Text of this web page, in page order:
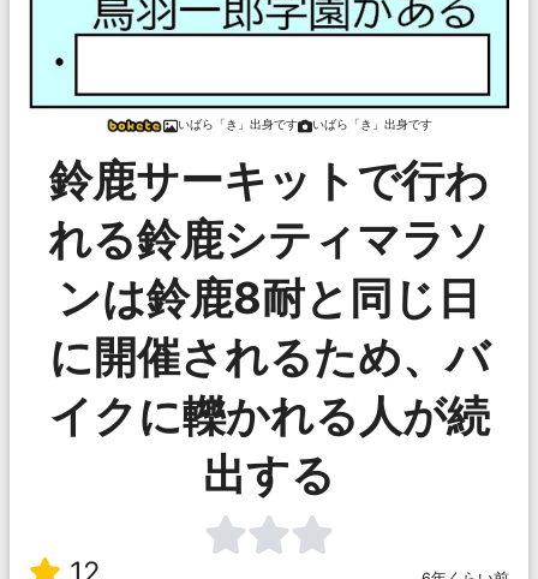
いばら「き」出身です いばら「き」出身です
鈴鹿サーキットで行わ
れる鈴鹿シティマラソ
ンは鈴鹿8耐と同じ日
に開催されるため、バ
イクに轢かれる人が続
出する